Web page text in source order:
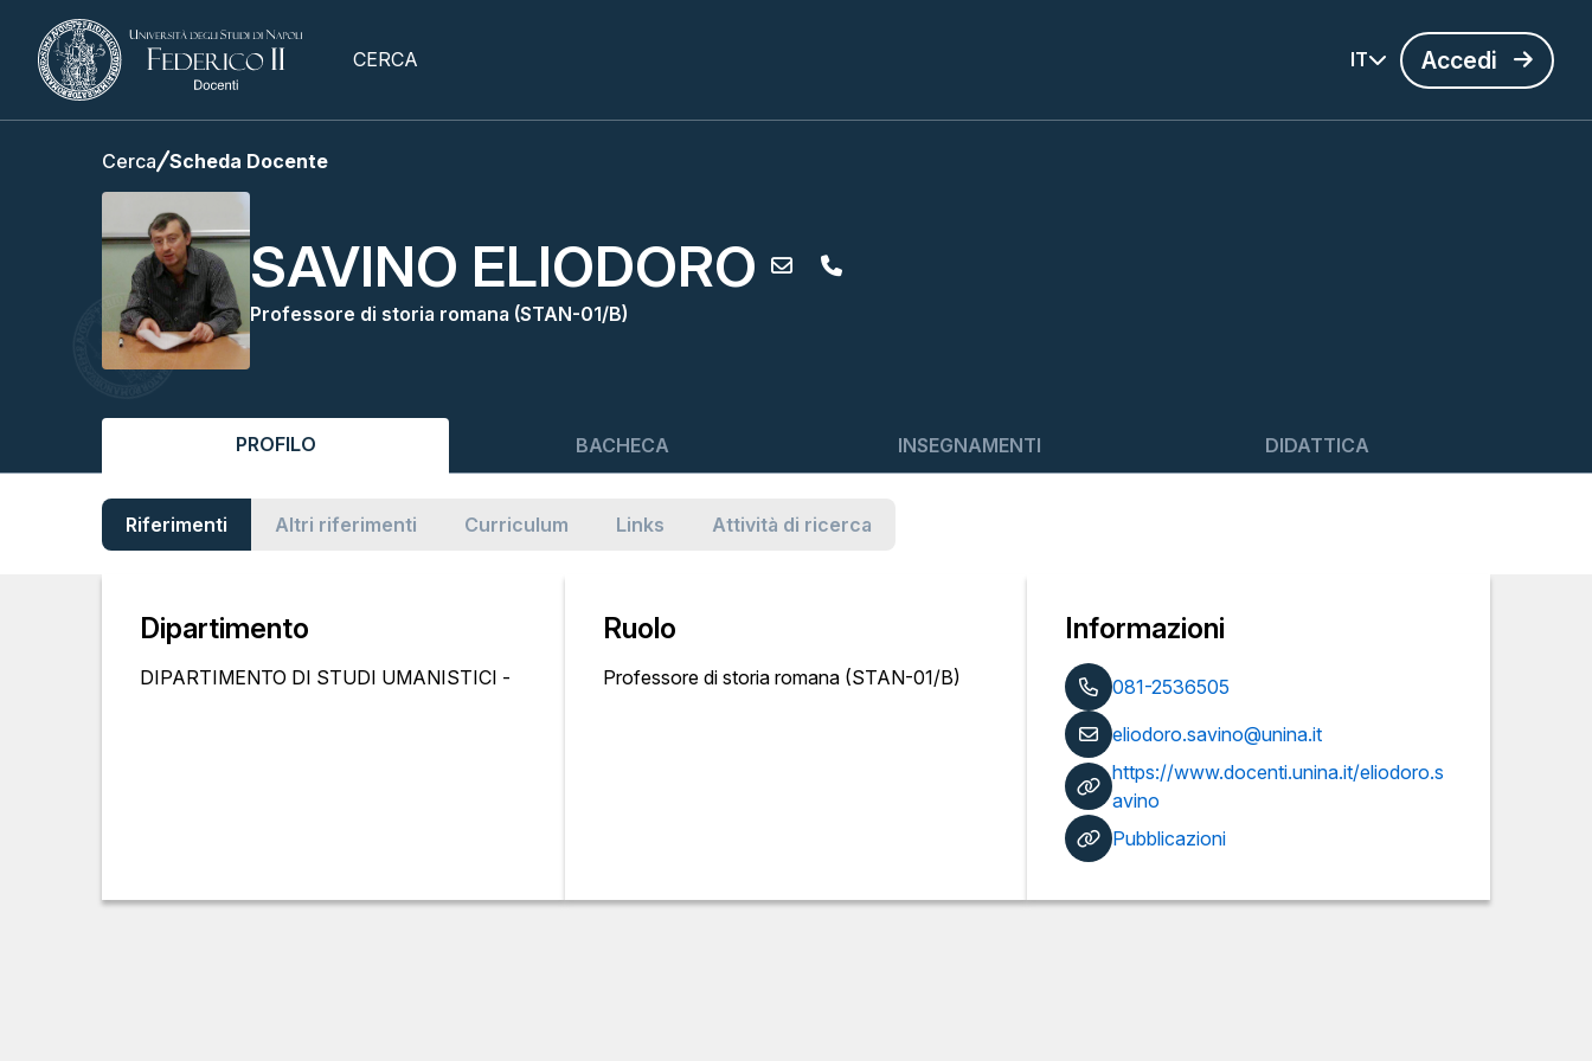
CERCA IT Accedi
Cerca Scheda Docente
SAVINO ELIODORO
Professore di storia romana (STAN-01/B)
PROFILO BACHECA INSEGNAMENTI DIDATTICA
Riferimenti Altri riferimenti Curriculum Links Attività di ricerca
Dipartimento
DIPARTIMENTO DI STUDI UMANISTICI -
Ruolo
Professore di storia romana (STAN-01/B)
Informazioni
081-2536505
eliodoro.savino@unina.it
https://www.docenti.unina.it/eliodoro.s
avino
Pubblicazioni